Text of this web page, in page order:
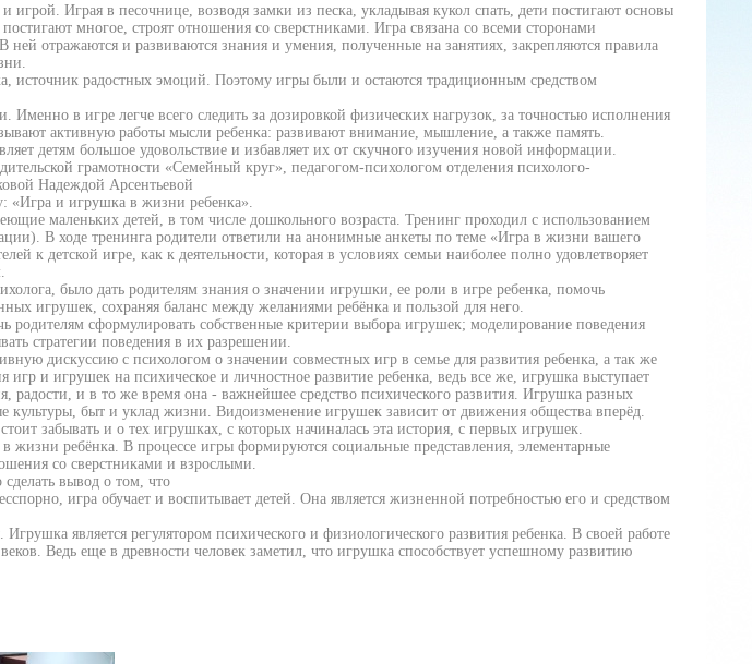
игрой. Играя в песочнице, возводя замки из песка, укладывая кукол спать, дети постигают основы
многое, строят отношения со сверстниками. Игра связана со всеми сторонами
ней отражаются и развиваются знания и умения, полученные на занятиях, закрепляются правила
источник радостных эмоций. Поэтому игры были и остаются традиционным средством
Именно в игре легче всего следить за дозировкой физических нагрузок, за точностью исполнения
активную работы мысли ребенка: развивают внимание, мышление, а также память.
детям большое удовольствие и избавляет их от скучного изучения новой информации.
грамотности «Семейный круг», педагогом-психологом отделения психолого-
Надеждой Арсентьевой
«Игра и игрушка в жизни ребенка».
маленьких детей, в том числе дошкольного возраста. Тренинг проходил с использованием
В ходе тренинга родители ответили на анонимные анкеты по теме «Игра в жизни вашего
к детской игре, как к деятельности, которая в условиях семьи наиболее полно удовлетворяет
было дать родителям знания о значении игрушки, ее роли в игре ребенка, помочь
игрушек, сохраняя баланс между желаниями ребёнка и пользой для него.
сформулировать собственные критерии выбора игрушек; моделирование поведения
стратегии поведения в их разрешении.
дискуссию с психологом о значении совместных игр в семье для развития ребенка, а так же
игр и игрушек на психическое и личностное развитие ребенка, ведь все же, игрушка выступает
радости, и в то же время она - важнейшее средство психического развития. Игрушка разных
культуры, быт и уклад жизни. Видоизменение игрушек зависит от движения общества вперёд.
забывать и о тех игрушках, с которых начиналась эта история, с первых игрушек.
жизни ребёнка. В процессе игры формируются социальные представления, элементарные
со сверстниками и взрослыми.
вывод о том, что
игра обучает и воспитывает детей. Она является жизненной потребностью его и средством
является регулятором психического и физиологического развития ребенка. В своей работе
Ведь еще в древности человек заметил, что игрушка способствует успешному развитию